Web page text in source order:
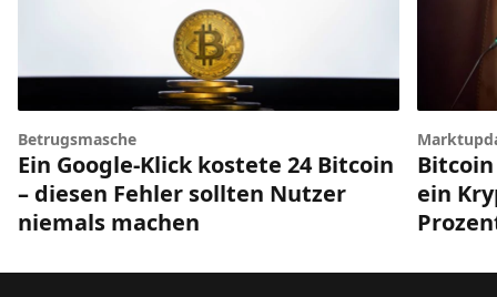
Betrugsmasche
Ein Google-Klick kostete 24 Bitcoin
– diesen Fehler sollten Nutzer
niemals machen
ein